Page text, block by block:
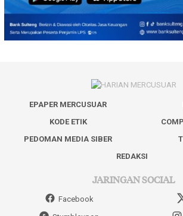
EPAPER MERCUSUAR
KODE ETIK
PEDOMAN MEDIA SIBER
REDAKSI
JARINGAN SOCIAL
Facebook